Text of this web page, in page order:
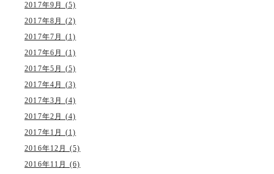
2017年9月 (5)
2017年8月 (2)
2017年7月 (1)
2017年6月 (1)
2017年5月 (5)
2017年4月 (3)
2017年3月 (4)
2017年2月 (4)
2017年1月 (1)
2016年12月 (5)
2016年11月 (6)